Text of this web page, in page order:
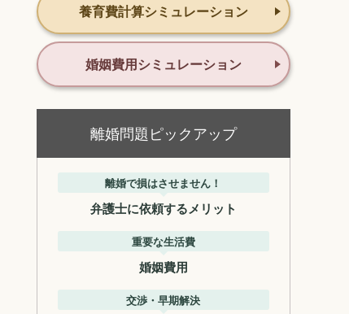
養育費計算シミュレーション
婚姻費用シミュレーション
離婚問題ピックアップ
離婚で損はさせません！
弁護士に依頼するメリット
重要な生活費
婚姻費用
交渉・早期解決